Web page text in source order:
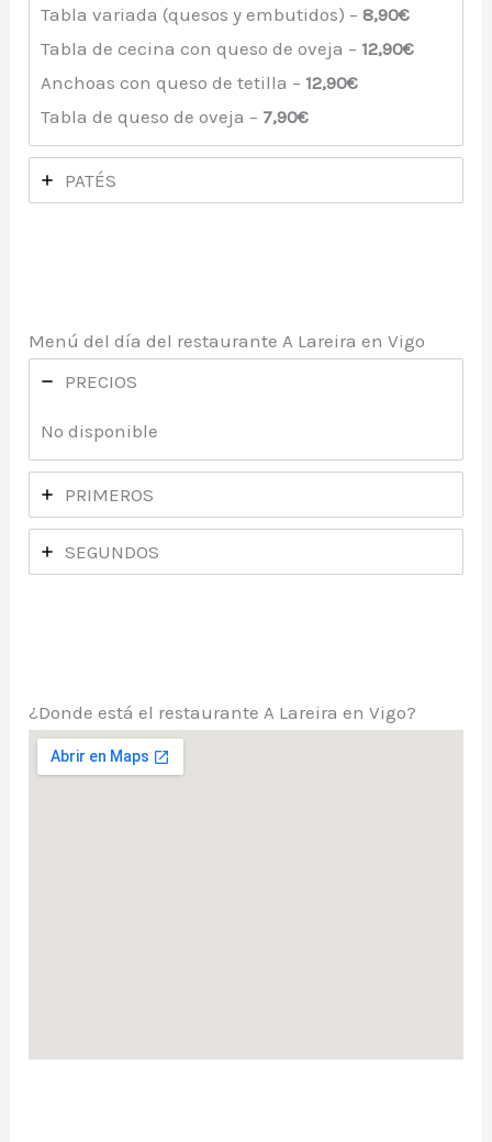
Tabla variada (quesos y embutidos) –8,90€
Tabla de cecina con queso de oveja – 12,90€
Anchoas con queso de tetilla – 12,90€
Tabla de queso de oveja – 7,90€
PATÉS
Menú del día del restaurante A Lareira en Vigo
PRECIOS
No disponible
PRIMEROS
SEGUNDOS
¿Donde está el restaurante A Lareira en Vigo?